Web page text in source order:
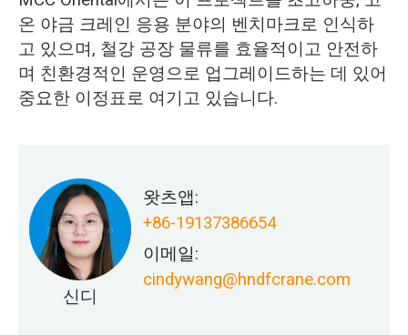
온 야금 크레인 응용 분야의 벤치마크로 인식하
고 있으며, 철강 공장 물류를 효율적이고 안전하
며 친환경적인 운영으로 업그레이드하는 데 있어
중요한 이정표로 여기고 있습니다.
신디
왓츠앱:
+86-19137386654
이메일:
cindywang@hndfcrane.com